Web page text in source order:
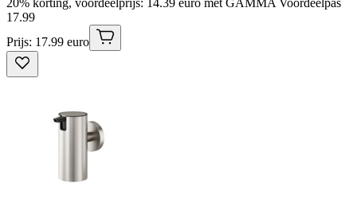
17.99
Prijs: 17.99 euro